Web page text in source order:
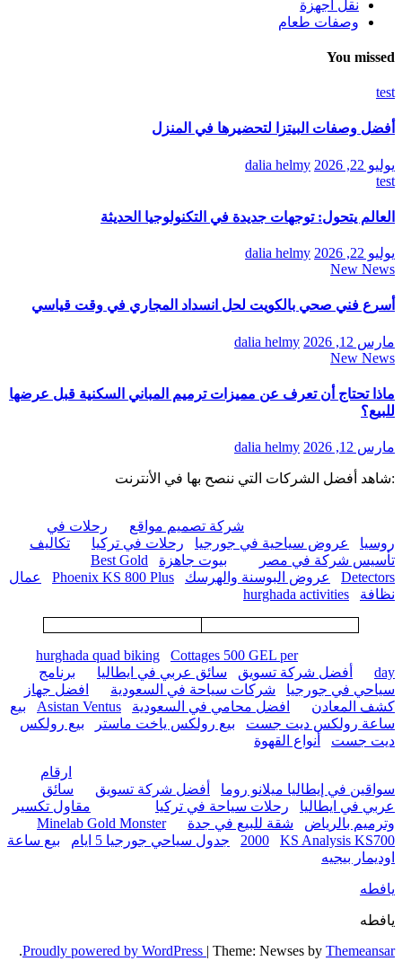
نقل اجهزة
وصفات طعام
You missed
test
أفضل وصفات البيتزا لتحضيرها في المنزل
يوليو 22, 2026
dalia helmy
test
العالم يتحول: توجهات جديدة في التكنولوجيا الحديثة
يوليو 22, 2026
dalia helmy
New News
أسرع فني صحي بالكويت لحل انسداد المجاري في وقت قياسي
مارس 12, 2026
dalia helmy
New News
ماذا تحتاج أن تعرف عن مميزات ترميم المباني السكنية قبل عرضها
للبيع؟
مارس 12, 2026 dalia helmy
:شاهد أفضل الشركات التي ننصح بها في الأنترنت
شركة تصميم مواقع
رحلات في
روسيا
عروض سياحية في جورجيا رحلات في تركيا
تكاليف
تأسيس شركة في مصر
بيوت جاهزة
Best Gold
Detectors
عروض البوسنة والهرسك Phoenix KS 800 Plus
عمال
نظافة
hurghada activities
hurghada quad biking
Cottages 500 GEL per
day
أفضل شركة تسويق سائق عربي في ايطاليا
برنامج
سياحي في جورجيا
شركات سياحة في السعودية
افضل جهاز
كشف المعادن
افضل محامي في السعودية Asistan Ventus
بيع
ساعة رولكس ديت جست
بيع رولكس ياخت ماستر
بيع رولكس
ديت جست
أنواع القهوة
ارقام
سواقين في إيطاليا ميلانو روما
أفضل شركة تسويق
سائق
عربي في ايطاليا
رحلات سياحة في تركيا
مقاول تكسير
وترميم بالرياض
شقة للبيع في جدة
Minelab Gold Monster
2000
KS Analysis KS700 جدول سياحي جورجيا 5 ايام
بيع ساعة
اوديمار بيجيه
يافطه
يافطه
Proudly powered by WordPress | Theme: Newses by Themeansar
.